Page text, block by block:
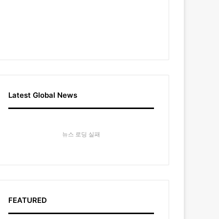
Latest Global News
뉴스 로딩 실패
FEATURED